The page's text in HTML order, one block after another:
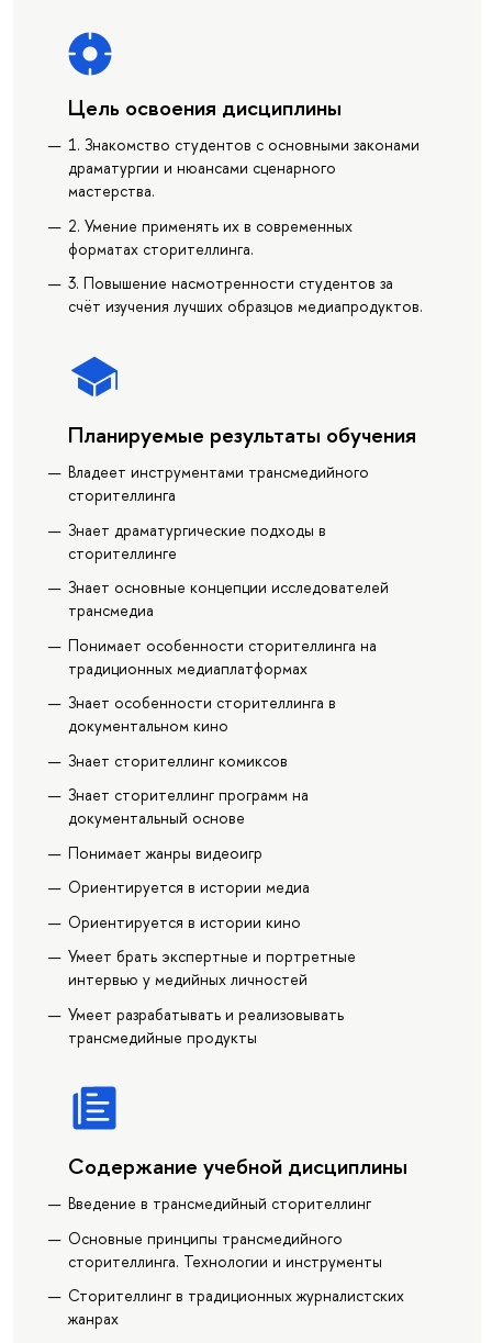
Цель освоения дисциплины
1. Знакомство студентов с основными законами
драматургии и нюансами сценарного
мастерства.
2. Умение применять их в современных
форматах сторителлинга.
3. Повышение насмотренности студентов за
счёт изучения лучших образцов медиапродуктов.
Планируемые результаты обучения
Владеет инструментами трансмедийного
сторителлинга
Знает драматургические подходы в
сторителлинге
Знает основные концепции исследователей
трансмедиа
Понимает особенности сторителлинга на
традиционных медиаплатформах
Знает особенности сторителлинга в
документальном кино
Знает сторителлинг комиксов
Знает сторителлинг программ на
документальный основе
Понимает жанры видеоигр
Ориентируется в истории медиа
Ориентируется в истории кино
Умеет брать экспертные и портретные
интервью у медийных личностей
Умеет разрабатывать и реализовывать
трансмедийные продукты
Содержание учебной дисциплины
Введение в трансмедийный сторителлинг
Основные принципы трансмедийного
сторителлинга. Технологии и инструменты
Сторителлинг в традиционных журналистских
жанрах